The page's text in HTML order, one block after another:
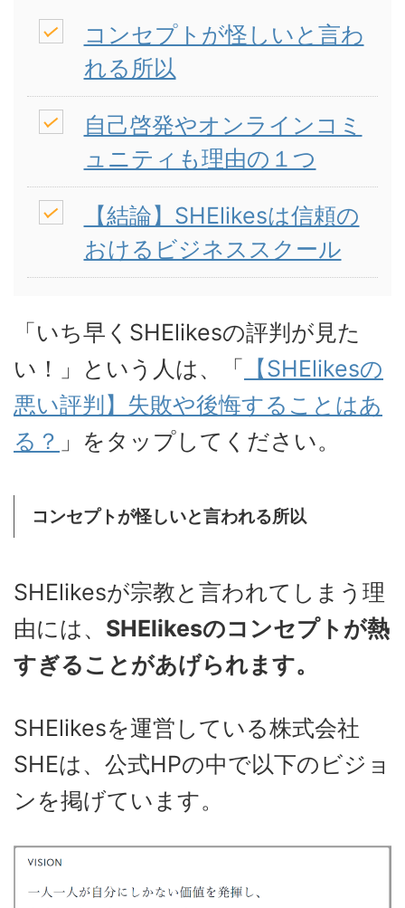
コンセプトが怪しいと言わ
れる所以
自己啓発やオンラインコミ
ュニティも理由の１つ
【結論】SHElikesは信頼の
おけるビジネススクール
「いち早くSHElikesの評判が見た
い！」という人は、「 【SHElikesの
悪い評判】失敗や後悔することはあ
る？ 」をタップしてください。
コンセプトが怪しいと言われる所以
SHElikesが宗教と言われてしまう理
由には、 SHElikesのコンセプトが熱
すぎることがあげられます。
SHElikesを運営している株式会社
SHEは、公式HPの中で以下のビジョ
ンを掲げています。